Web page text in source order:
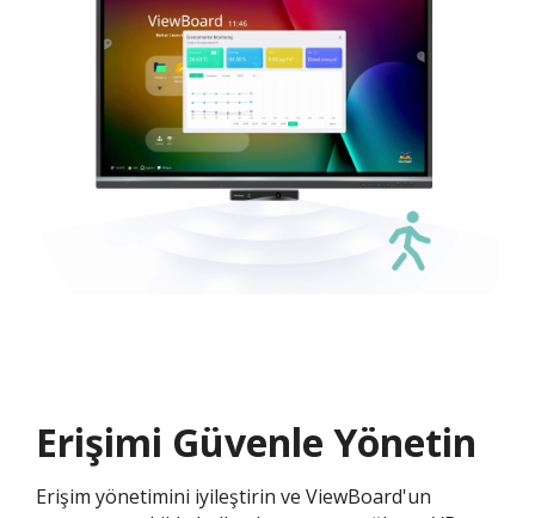
Erişimi Güvenle Yönetin
Erişim yönetimini iyileştirin ve ViewBoard'un